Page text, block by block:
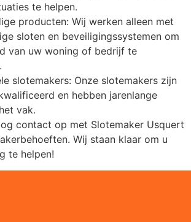
te helpen.
producten: Wij werken alleen met
sloten en beveiligingssystemen om
van uw woning of bedrijf te
slotemakers: Onze slotemakers zijn
en hebben jarenlange
vak.
contact op met Slotemaker Usquert
Wij staan klaar om u
te helpen!